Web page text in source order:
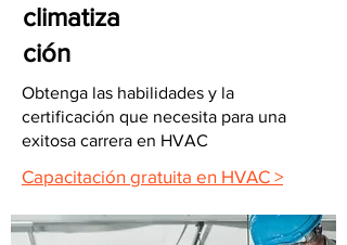
climatiza
ción
Obtenga las habilidades y la
certificación que necesita para una
exitosa carrera en HVAC
Capacitación gratuita en HVAC >